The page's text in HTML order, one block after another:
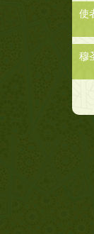
使
穆